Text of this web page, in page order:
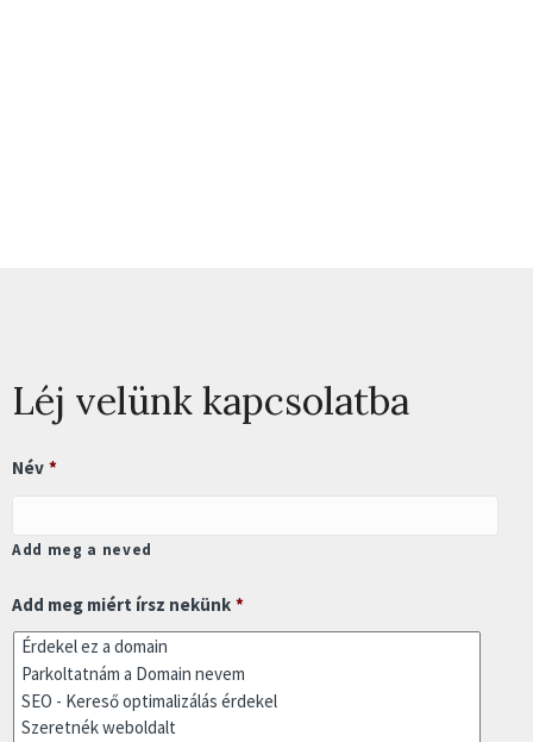
Léj velünk kapcsolatba
Név *
Add meg a neved
Add meg miért írsz nekünk *